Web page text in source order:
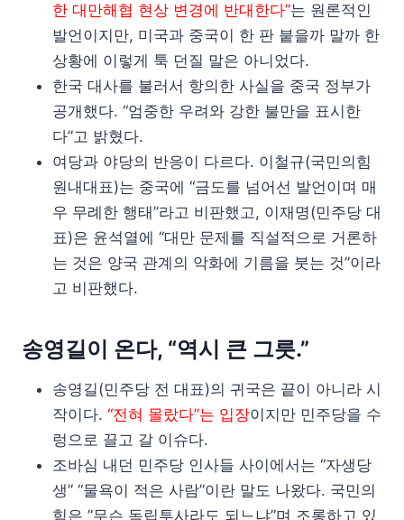
한 대만해협 현상 변경에 반대한다”는 원론적인
발언이지만, 미국과 중국이 한 판 붙을까 말까 한
상황에 이렇게 툭 던질 말은 아니었다.
한국 대사를 불러서 항의한 사실을 중국 정부가
공개했다. “엄중한 우려와 강한 불만을 표시한
다”고 밝혔다.
여당과 야당의 반응이 다르다. 이철규(국민의힘
원내대표)는 중국에 “금도를 넘어선 발언이며 매
우 무례한 행태”라고 비판했고, 이재명(민주당 대
표)은 윤석열에 “대만 문제를 직설적으로 거론하
는 것은 양국 관계의 악화에 기름을 붓는 것”이라
고 비판했다.
송영길이 온다, “역시 큰 그릇.”
송영길(민주당 전 대표)의 귀국은 끝이 아니라 시
작이다. “전혀 몰랐다”는 입장이지만 민주당을 수
렁으로 끌고 갈 이슈다.
조바심 내던 민주당 인사들 사이에서는 “자생당
생” “물욕이 적은 사람”이란 말도 나왔다. 국민의
힘은 ”무슨 독립투사라도 되느냐”며 조롱하고 있